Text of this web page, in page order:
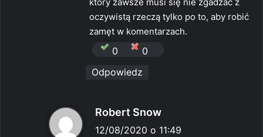
oczywistą rzeczą tylko po to, aby robić
zamęt w komentarzach.
0
0
Odpowiedz
Robert Snow
i
12/08/2020 o 11:49